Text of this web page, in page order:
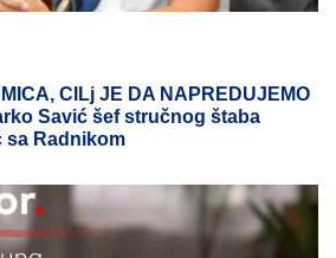
CILj JE DA NAPREDUJEMO
Savić šef stručnog štaba
sa Radnikom